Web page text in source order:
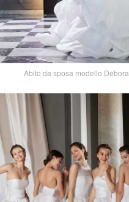
Abito da sposa modello Debora